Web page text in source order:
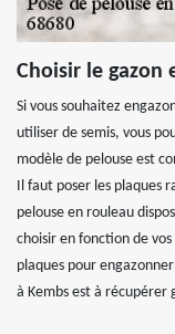
Choisir le gazon
Si vous souhaitez
utiliser de semis, vous
modèle de pelouse est
Il faut poser les plaques
pelouse en rouleau
choisir en fonction de vos
plaques pour
à Kembs est à